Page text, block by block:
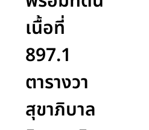
เนื้อที่
897.1
ตารางวา
สุขาภิบาล